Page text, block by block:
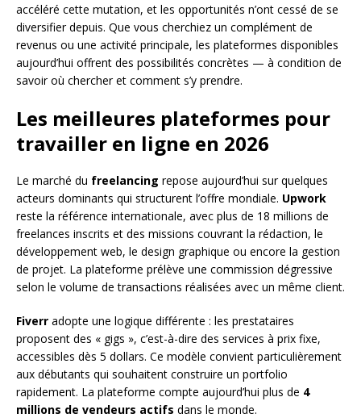
accéléré cette mutation, et les opportunités n’ont cessé de se
diversifier depuis. Que vous cherchiez un complément de
revenus ou une activité principale, les plateformes disponibles
aujourd’hui offrent des possibilités concrètes — à condition de
savoir où chercher et comment s’y prendre.
Les meilleures plateformes pour
travailler en ligne en 2026
Le marché du freelancing repose aujourd’hui sur quelques
acteurs dominants qui structurent l’offre mondiale. Upwork
reste la référence internationale, avec plus de 18 millions de
freelances inscrits et des missions couvrant la rédaction, le
développement web, le design graphique ou encore la gestion
de projet. La plateforme prélève une commission dégressive
selon le volume de transactions réalisées avec un même client.
Fiverr adopte une logique différente : les prestataires
proposent des « gigs », c’est-à-dire des services à prix fixe,
accessibles dès 5 dollars. Ce modèle convient particulièrement
aux débutants qui souhaitent construire un portfolio
rapidement. La plateforme compte aujourd’hui plus de 4
millions de vendeurs actifs dans le monde.